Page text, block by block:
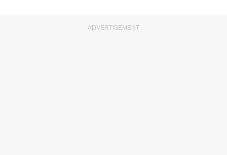
ADVERTISEMENT